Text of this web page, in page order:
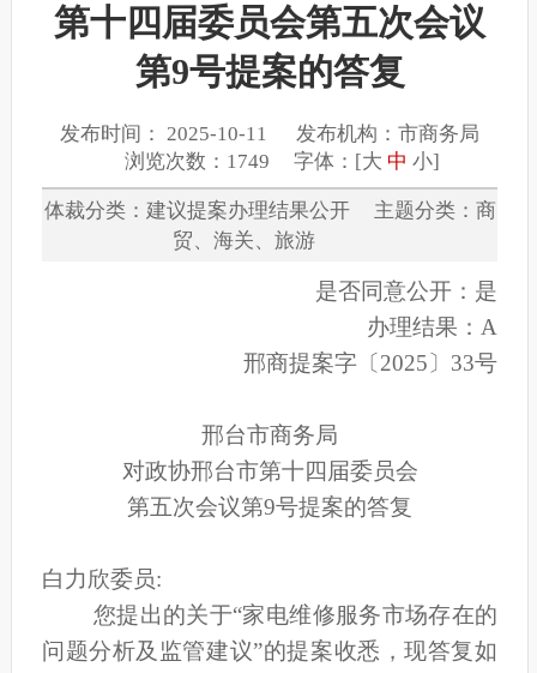
第十四届委员会第五次会议
第9号提案的答复
发布时间： 2025-10-11 发布机构：市商务局
浏览次数：1749 字体：[大 中 小]
体裁分类：建议提案办理结果公开 主题分类：商
贸、海关、旅游
是否同意公开：是
办理结果：A
邢商提案字〔2025〕33号
邢台市商务局
对政协邢台市第十四届委员会
第五次会议第9号提案的答复
白力欣委员:
您提出的关于“家电维修服务市场存在的
问题分析及监管建议”的提案收悉，现答复如